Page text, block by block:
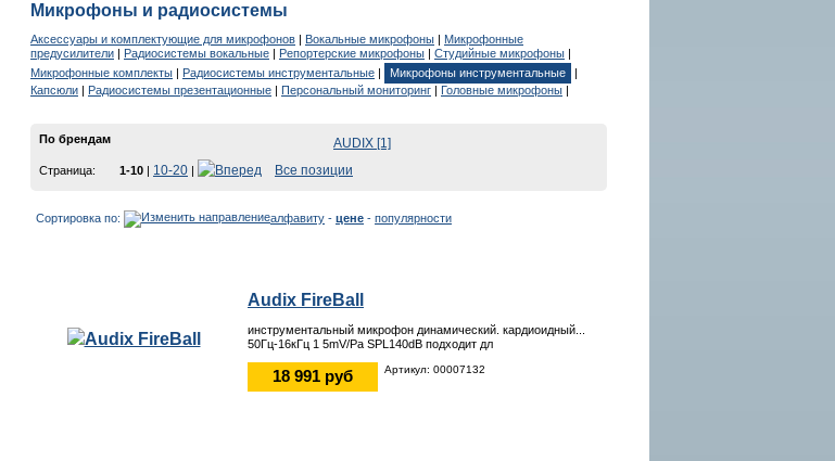
Микрофоны и радиосистемы
Аксессуары и комплектующие для микрофонов | Вокальные микрофоны | Микрофонные
предусилители | Радиосистемы вокальные | Репортерские микрофоны | Студийные микрофоны |
Микрофонные комплекты | Радиосистемы инструментальные | Микрофоны инструментальные
|
Капсюли | Радиосистемы презентационные | Персональный мониторинг | Головные микрофоны |
По брендам AUDIX [1]
Страница: 1-10 | 10-20 | Все позиции
Сортировка по: алфавиту - цене - популярности
Audix FireBall
инструментальный микрофон динамический. кардиоидный...
50Гц-16кГц 1 5mV/Pa SPL140dB подходит дл
18 991 руб Артикул: 00007132